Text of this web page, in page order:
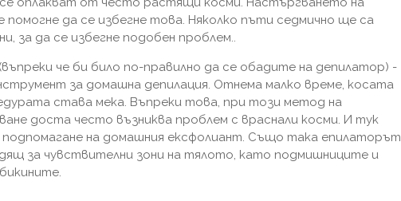
да се избегне това. Няколко пъти седмично ще са
за да се избегне подобен проблем..
(въпреки че би било по-правилно да се обадите на депилатор) -
за домашна депилация. Отнема малко време, косата
става мека. Въпреки това, при този метод на
доста често възниква проблем с враснали косми. И тук
подпомагане на домашния ексфолиант. Също така епилаторът
за чувствителни зони на тялото, като подмишниците и